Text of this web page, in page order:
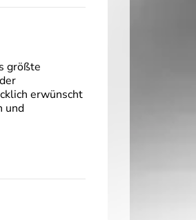
größte
erwünscht
und